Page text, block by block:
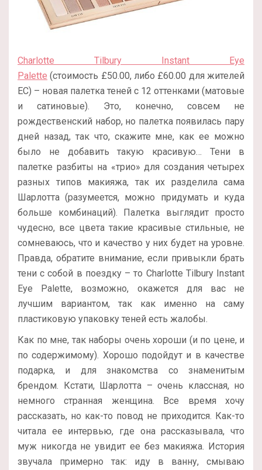
Charlotte Tilbury Instant Eye
Palette (стоимость £50.00, либо £60.00 для жителей
ЕС) – новая палетка теней с 12 оттенками (матовые
и сатиновые). Это, конечно, совсем не
рождественский набор, но палетка появилась пару
дней назад, так что, скажите мне, как ее можно
было не добавить такую красивую… Тени в
палетке разбиты на «трио» для создания четырех
разных типов макияжа, так их разделила сама
Шарлотта (разумеется, можно придумать и куда
больше комбинаций). Палетка выглядит просто
чудесно, все цвета такие красивые стильные, не
сомневаюсь, что и качество у них будет на уровне.
Правда, обратите внимание, если привыкли брать
тени с собой в поездку – то Charlotte Tilbury Instant
Eye Palette, возможно, окажется для вас не
лучшим вариантом, так как именно на саму
пластиковую упаковку теней есть жалобы.
Как по мне, так наборы очень хороши (и по цене, и
по содержимому). Хорошо подойдут и в качестве
подарка, и для знакомства со знаменитым
брендом. Кстати, Шарлотта – очень классная, но
немного странная женщина. Все время хочу
рассказать, но как-то повод не приходится. Как-то
читала ее интервью, где она рассказывала, что
муж никогда не увидит ее без макияжа. История
звучала примерно так: иду в ванну, смываю